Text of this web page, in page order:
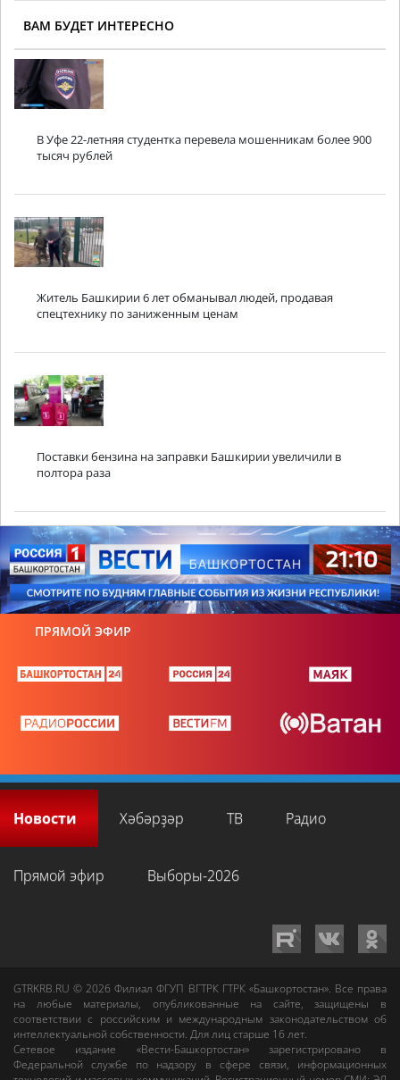
ВАМ БУДЕТ ИНТЕРЕСНО
В Уфе 22-летняя студентка перевела мошенникам более 900
тысяч рублей
Житель Башкирии 6 лет обманывал людей, продавая
спецтехнику по заниженным ценам
Поставки бензина на заправки Башкирии увеличили в
полтора раза
ПРЯМОЙ ЭФИР
Новости Хәбәрҙәр ТВ Радио
Прямой эфир Выборы-2026
GTRKRB.RU © 2026Филиал ФГУП ВГТРК ГТРК «Башкортостан». Все права
на любые материалы, опубликованные на сайте, защищены в
соответствии с российским и международным законодательством об
интеллектуальной собственности. Для лиц старше 16 лет.
Сетевое издание «Вести-Башкортостан»зарегистрировано в
Федеральной службе по надзору в сфере связи, информационных